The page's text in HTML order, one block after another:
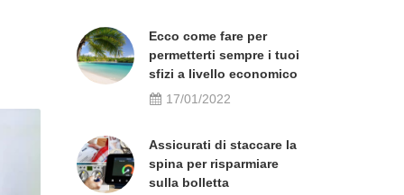
Ecco come fare per
permetterti sempre i tuoi
sfizi a livello economico
17/01/2022
Assicurati di staccare la
spina per risparmiare
sulla bolletta